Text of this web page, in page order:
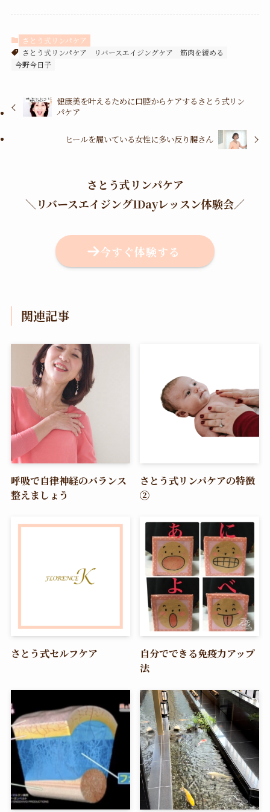
さとう式リンパケア
さとう式リンパケア
リバースエイジングケア
筋肉を緩める
今野今日子
健康美を叶えるために口腔からケアするさとう式リン
パケア
ヒールを履いている女性に多い反り腰さん
さとう式リンパケア
＼ リバースエイジング1Dayレッスン体験会／
今すぐ体験する
関連記事
呼吸で自律神経のバランス
整えましょう
さとう式リンパケアの特徴
②
さとう式セルフケア
自分でできる免疫力アップ
法